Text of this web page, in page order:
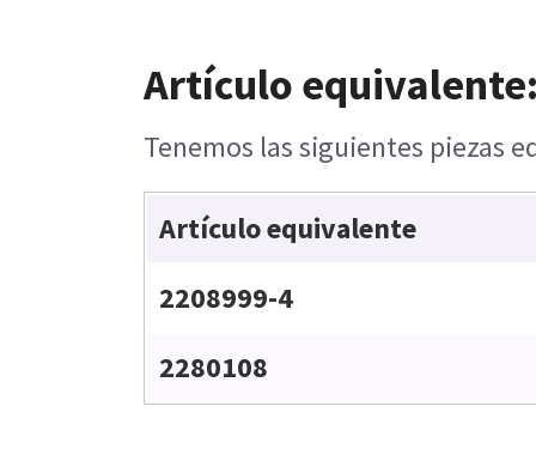
Artículo
Tenemos las siguientes piezas
Artículo equivalente
2208999-4
2280108